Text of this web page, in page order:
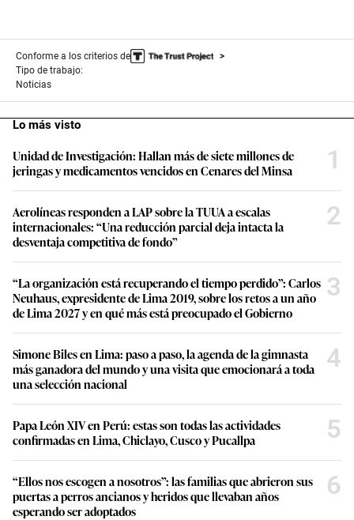
Conforme a los criterios de
Tipo de trabajo:
Noticias
Lo más visto
Unidad de Investigación: Hallan más de siete millones de
jeringas y medicamentos vencidos en Cenares del Minsa
1
Aerolíneas responden a LAP sobre la TUUA a escalas
internacionales: “Una reducción parcial deja intacta la
desventaja competitiva de fondo”
2
“La organización está recuperando el tiempo perdido”: Carlos
Neuhaus, expresidente de Lima 2019, sobre los retos a un año
de Lima 2027 y en qué más está preocupado el Gobierno
3
Simone Biles en Lima: paso a paso, la agenda de la gimnasta
más ganadora del mundo y una visita que emocionará a toda
una selección nacional
4
Papa León XIV en Perú: estas son todas las actividades
confirmadas en Lima, Chiclayo, Cusco y Pucallpa
5
“Ellos nos escogen a nosotros”: las familias que abrieron sus
puertas a perros ancianos y heridos que llevaban años
esperando ser adoptados
6